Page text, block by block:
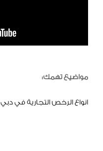
مواضيع تهمك:
انواع الرخص التجارية في دبي